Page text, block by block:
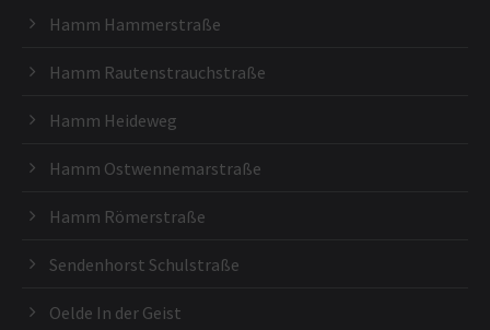
Hamm Hammerstraße
Hamm Rautenstrauchstraße
Hamm Heideweg
Hamm Ostwennemarstraße
Hamm Römerstraße
Sendenhorst Schulstraße
Oelde In der Geist